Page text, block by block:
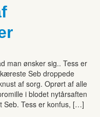
man ønsker sig.. Tess er
Seb droppede
af sorg. Oprørt af alle
i blodet nytårsaften
Seb. Tess er konfus, […]